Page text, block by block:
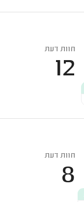
חוות דעת
12
חוות דעת
8